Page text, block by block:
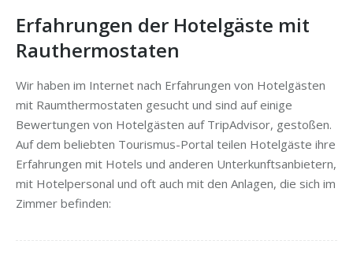
Erfahrungen der Hotelgäste mit
Rauthermostaten
Wir haben im Internet nach Erfahrungen von Hotelgästen
mit Raumthermostaten gesucht und sind auf einige
Bewertungen von Hotelgästen auf TripAdvisor, gestoßen.
Auf dem beliebten Tourismus-Portal teilen Hotelgäste ihre
Erfahrungen mit Hotels und anderen Unterkunftsanbietern,
mit Hotelpersonal und oft auch mit den Anlagen, die sich im
Zimmer befinden: